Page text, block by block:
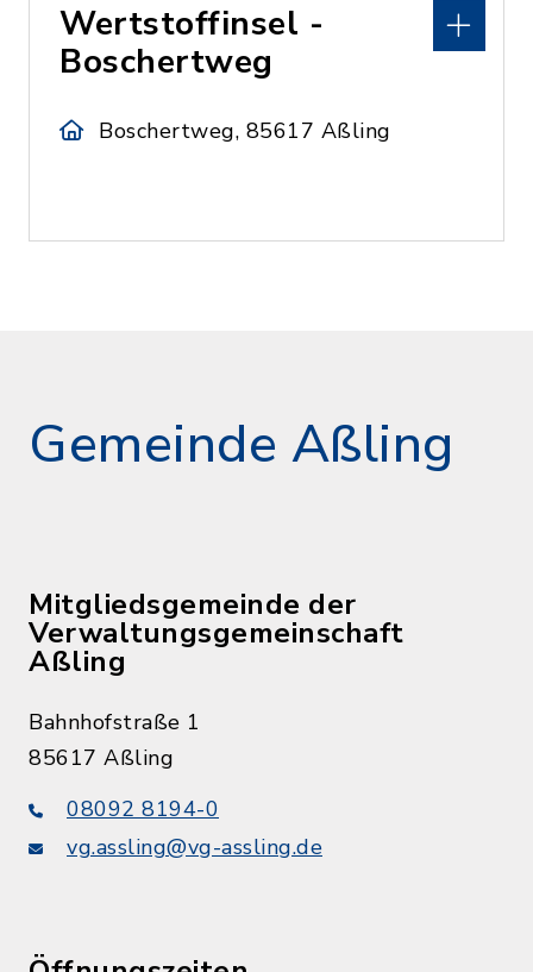
Wertstoffinsel -
Boschertweg
Boschertweg, 85617 Aßling
Gemeinde Aßling
Mitgliedsgemeinde der
Verwaltungsgemeinschaft
Aßling
Bahnhofstraße 1
85617 Aßling
08092 8194-0
vg.assling@vg-assling.de